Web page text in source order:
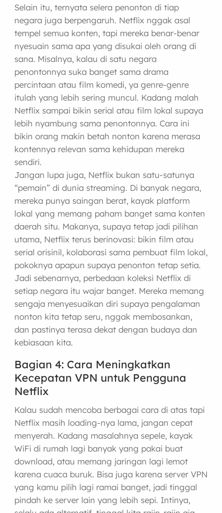
Selain itu, ternyata selera penonton di tiap
negara juga berpengaruh. Netflix nggak asal
tempel semua konten, tapi mereka benar-benar
nyesuain sama apa yang disukai oleh orang di
sana. Misalnya, kalau di satu negara
penontonnya suka banget sama drama
percintaan atau film komedi, ya genre-genre
itulah yang lebih sering muncul. Kadang malah
Netflix sampai bikin serial atau film lokal supaya
lebih nyambung sama penontonnya. Cara ini
bikin orang makin betah nonton karena merasa
kontennya relevan sama kehidupan mereka
sendiri.
Jangan lupa juga, Netflix bukan satu-satunya
“pemain” di dunia streaming. Di banyak negara,
mereka punya saingan berat, kayak platform
lokal yang memang paham banget sama konten
daerah situ. Makanya, supaya tetap jadi pilihan
utama, Netflix terus berinovasi: bikin film atau
serial orisinil, kolaborasi sama pembuat film lokal,
pokoknya apapun supaya penonton tetap setia.
Jadi sebenarnya, perbedaan koleksi Netflix di
setiap negara itu wajar banget. Mereka memang
sengaja menyesuaikan diri supaya pengalaman
nonton kita tetap seru, nggak membosankan,
dan pastinya terasa dekat dengan budaya dan
kebiasaan kita.
Bagian 4: Cara Meningkatkan
Kecepatan VPN untuk Pengguna
Netflix
Kalau sudah mencoba berbagai cara di atas tapi
Netflix masih loading-nya lama, jangan cepat
menyerah. Kadang masalahnya sepele, kayak
WiFi di rumah lagi banyak yang pakai buat
download, atau memang jaringan lagi lemot
karena cuaca buruk. Bisa juga karena server VPN
yang kamu pilih lagi ramai banget, jadi tinggal
pindah ke server lain yang lebih sepi. Intinya,